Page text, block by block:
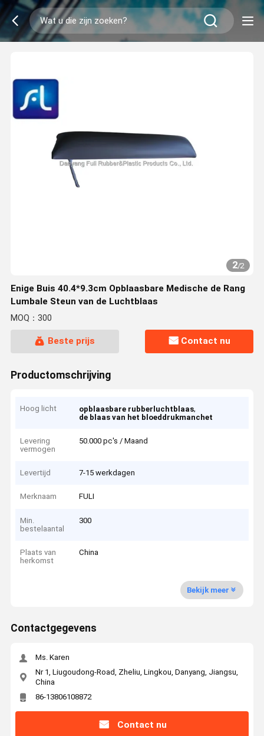
2/2
Enige Buis 40.4*9.3cm Opblaasbare Medische de Rang
Lumbale Steun van de Luchtblaas
MOQ：300
Beste prijs Contact nu
Productomschrijving
Hoog licht opblaasbare rubberluchtblaas,
de blaas van het bloeddrukmanchet
Levering
vermogen
50.000 pc's / Maand
Levertijd 7-15 werkdagen
Merknaam FULI
Min.
bestelaantal
300
Plaats van
herkomst
China
Bekijk meer
Contactgegevens
Ms. Karen
Nr 1, Liugoudong-Road, Zheliu, Lingkou, Danyang, Jiangsu,
China
86-13806108872
Contact nu